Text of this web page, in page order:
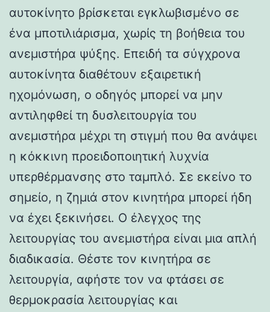
αυτοκίνητο βρίσκεται εγκλωβισμένο σε
ένα μποτιλιάρισμα, χωρίς τη βοήθεια του
ανεμιστήρα ψύξης. Επειδή τα σύγχρονα
αυτοκίνητα διαθέτουν εξαιρετική
ηχομόνωση, ο οδηγός μπορεί να μην
αντιληφθεί τη δυσλειτουργία του
ανεμιστήρα μέχρι τη στιγμή που θα ανάψει
η κόκκινη προειδοποιητική λυχνία
υπερθέρμανσης στο ταμπλό. Σε εκείνο το
σημείο, η ζημιά στον κινητήρα μπορεί ήδη
να έχει ξεκινήσει. Ο έλεγχος της
λειτουργίας του ανεμιστήρα είναι μια απλή
διαδικασία. Θέστε τον κινητήρα σε
λειτουργία, αφήστε τον να φτάσει σε
θερμοκρασία λειτουργίας και